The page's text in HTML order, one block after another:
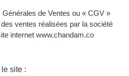
de Ventes ou « CGV »
des ventes réalisées par la société
internet www.chandam.co
site :